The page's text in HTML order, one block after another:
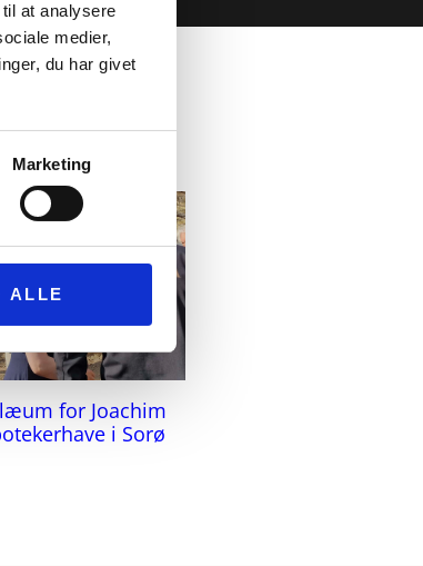
at analysere
medier,
du har givet
Marketing
ALLE
for Joachim
i Sorø